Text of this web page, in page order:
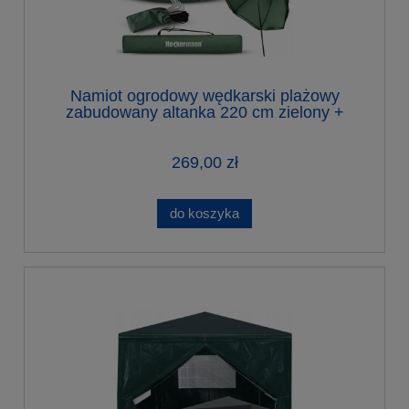
Namiot ogrodowy wędkarski plażowy
zabudowany altanka 220 cm zielony +
269,00 zł
do koszyka